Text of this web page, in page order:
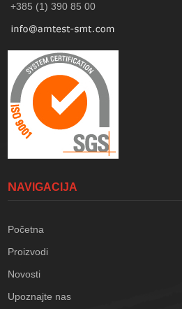
+385 (1) 390 85 00
NAVIGACIJA
Početna
Proizvodi
Novosti
Upoznajte nas